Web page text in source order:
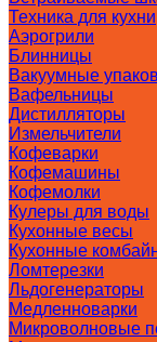
Техника для кухни
Аэрогрили
Блинницы
Вакуумные
Вафельницы
Дистилляторы
Измельчители
Кофеварки
Кофемашины
Кофемолки
Кулеры для воды
Кухонные весы
Кухонные
Ломтерезки
Льдогенераторы
Медленноварки
Микроволновые